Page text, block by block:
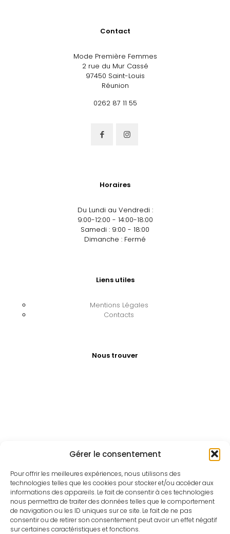
Gérer le consentement
Pour offrir les meilleures expériences, nous utilisons des
technologies telles que les cookies pour stocker et/ou accéder aux
informations des appareils. Le fait de consentir à ces technologies
nous permettra de traiter des données telles que le comportement
de navigation ou les ID uniques sur ce site. Le fait de ne pas
consentir ou de retirer son consentement peut avoir un effet négatif
sur certaines caractéristiques et fonctions.
Contact
Mode Première Femmes
2 rue du Mur Cassé
97450 Saint-Louis
Réunion
0262 87 11 55
Horaires
Du Lundi au Vendredi :
9:00-12:00 - 14:00-18:00
Samedi : 9:00 - 18:00
Dimanche : Fermé
Liens utiles
Mentions Légales
Contacts
Nous trouver